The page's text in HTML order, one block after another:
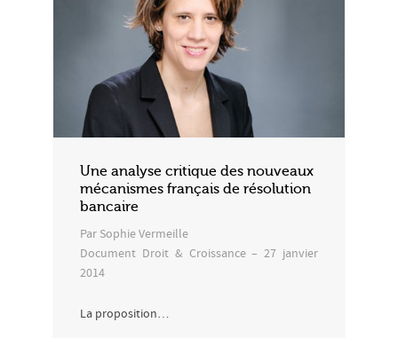
Une analyse critique des nouveaux
mécanismes français de résolution
bancaire
Par Sophie Vermeille
Document Droit & Croissance – 27 janvier
2014
La proposition…